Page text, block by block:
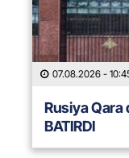
07.08.2026 -
Rusiya
BATIRDI